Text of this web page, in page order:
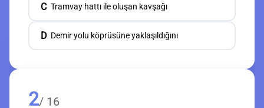
C Tramvay hattı ile oluşan kavşağı
D Demir yolu köprüsüne yaklaşıldığını
2/ 16